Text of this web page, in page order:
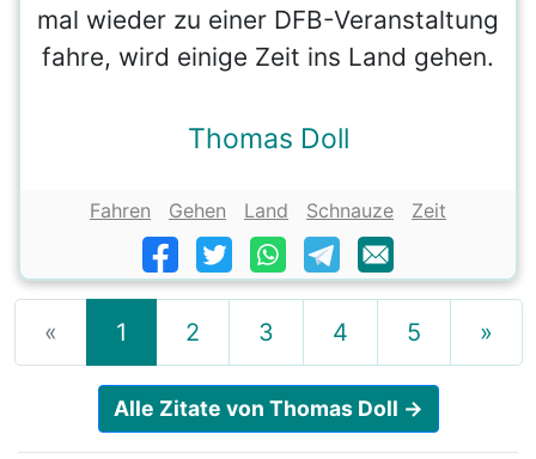
mal wieder zu einer DFB-Veranstaltung
fahre, wird einige Zeit ins Land gehen.
Thomas Doll
Fahren Gehen Land Schnauze Zeit
« 1 2 3 4 5 »
Alle Zitate von Thomas Doll →